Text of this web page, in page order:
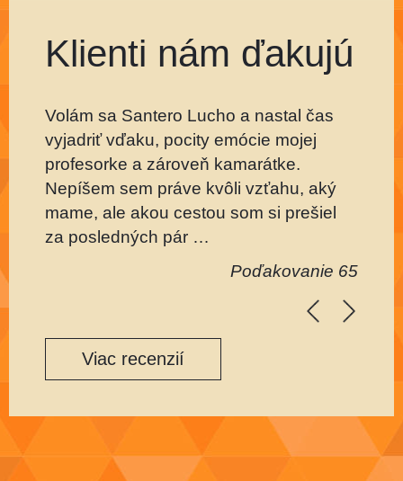
Klienti nám ďakujú
Volám sa Santero Lucho a nastal čas
vyjadriť vďaku, pocity emócie mojej
profesorke a zároveň kamarátke.
Nepíšem sem práve kvôli vzťahu, aký
mame, ale akou cestou som si prešiel
za posledných pár …
Poďakovanie 65
Viac recenzií